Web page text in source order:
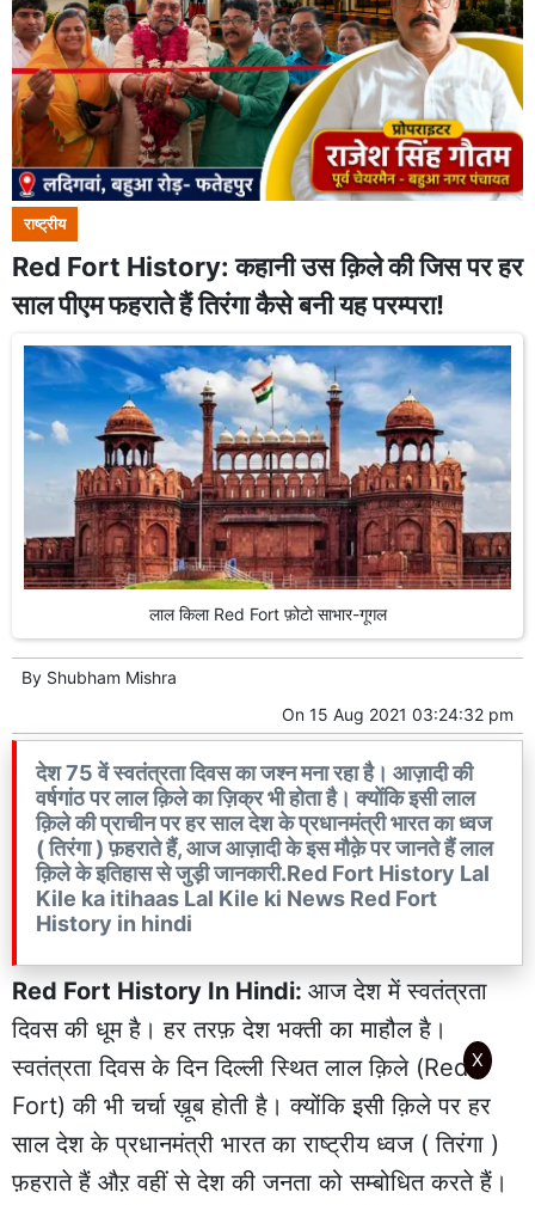
राष्ट्रीय
Red Fort History: कहानी उस क़िले की जिस पर हर
साल पीएम फहराते हैं तिरंगा कैसे बनी यह परम्परा!
लाल किला Red Fort फ़ोटो साभार-गूगल
By Shubham Mishra
On 15 Aug 2021 03:24:32 pm
देश 75 वें स्वतंत्रता दिवस का जश्न मना रहा है। आज़ादी की
वर्षगांठ पर लाल क़िले का ज़िक्र भी होता है। क्योंकि इसी लाल
क़िले की प्राचीन पर हर साल देश के प्रधानमंत्री भारत का ध्वज
( तिरंगा ) फ़हराते हैं, आज आज़ादी के इस मौक़े पर जानते हैं लाल
क़िले के इतिहास से जुड़ी जानकारी.Red Fort History Lal
Kile ka itihaas Lal Kile ki News Red Fort
History in hindi
Red Fort History In Hindi: आज देश में स्वतंत्रता
दिवस की धूम है। हर तरफ़ देश भक्ती का माहौल है।
स्वतंत्रता दिवस के दिन दिल्ली स्थित लाल क़िले (Red
Fort) की भी चर्चा ख़ूब होती है। क्योंकि इसी क़िले पर हर
साल देश के प्रधानमंत्री भारत का राष्ट्रीय ध्वज ( तिरंगा )
फ़हराते हैं औऱ वहीं से देश की जनता को सम्बोधित करते हैं।
X